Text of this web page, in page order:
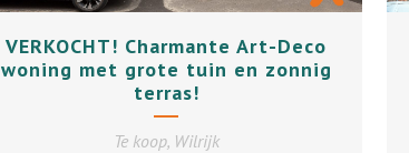
VERKOCHT! Charmante Art-Deco
woning met grote tuin en zonnig
terras!
Te koop, Wilrijk